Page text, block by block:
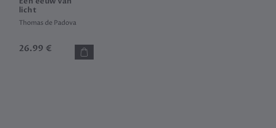
licht
Thomas de Padova
26.99 €